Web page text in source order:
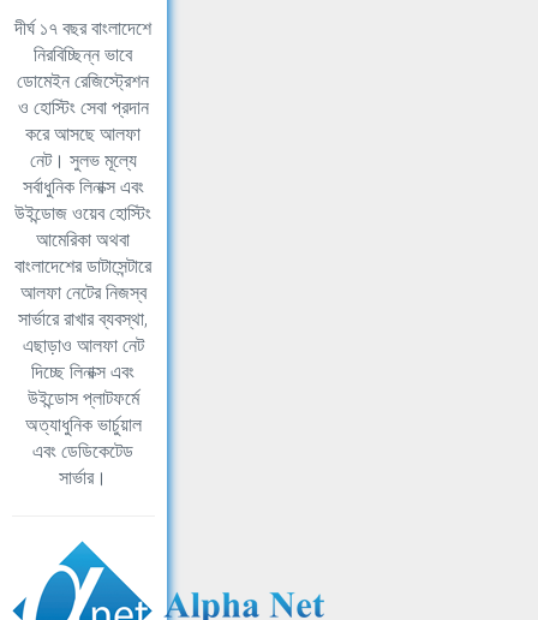
দীর্ঘ ১৭ বছর বাংলাদেশে
নিরবিচ্ছিন্ন ভাবে
ডোমেইন রেজিস্ট্রেশন
ও হোস্টিং সেবা প্রদান
করে আসছে আলফা
নেট। সুলভ মূল্যে
সর্বাধুনিক লিনাক্স এবং
উইন্ডোজ ওয়েব হোস্টিং
আমেরিকা অথবা
বাংলাদেশের ডাটাসেন্টারে
আলফা নেটের নিজস্ব
সার্ভারে রাখার ব্যবস্থা,
এছাড়াও আলফা নেট
দিচ্ছে লিনাক্স এবং
উইন্ডোস প্লাটফর্মে
অত্যাধুনিক ভার্চুয়াল
এবং ডেডিকেটেড
সার্ভার।